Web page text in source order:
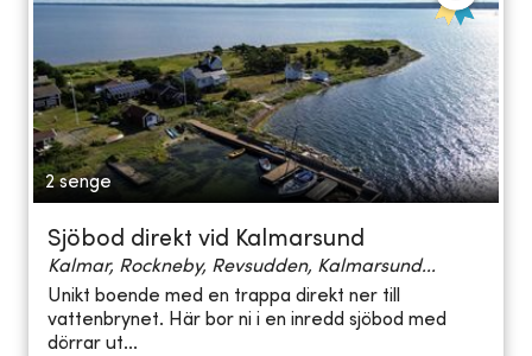
2 senge
Sjöbod direkt vid Kalmarsund
Kalmar, Rockneby, Revsudden, Kalmarsund...
Unikt boende med en trappa direkt ner till
vattenbrynet. Här bor ni i en inredd sjöbod med
dörrar ut...